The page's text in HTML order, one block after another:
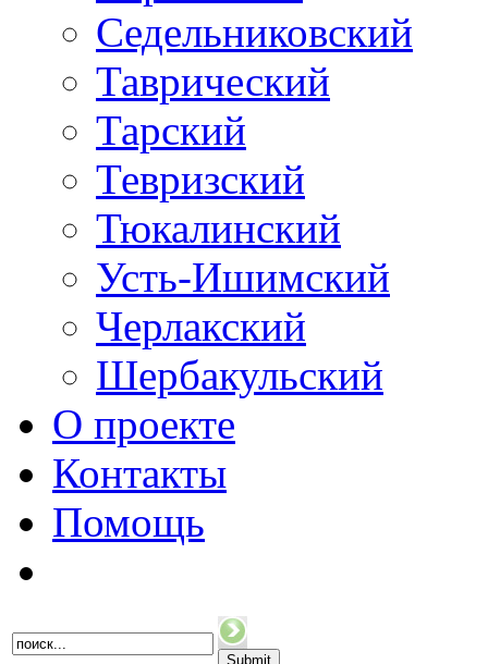
Седельниковский
Таврический
Тарский
Тевризский
Тюкалинский
Усть-Ишимский
Черлакский
Шербакульский
О проекте
Контакты
Помощь